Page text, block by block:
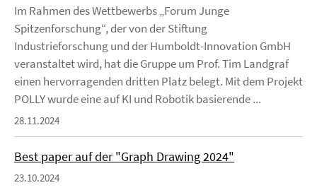
Im Rahmen des Wettbewerbs „Forum Junge
Spitzenforschung“, der von der Stiftung
Industrieforschung und der Humboldt-Innovation GmbH
veranstaltet wird, hat die Gruppe um Prof. Tim Landgraf
einen hervorragenden dritten Platz belegt. Mit dem Projekt
POLLY wurde eine auf KI und Robotik basierende ...
28.11.2024
Best paper auf der "Graph Drawing 2024"
23.10.2024